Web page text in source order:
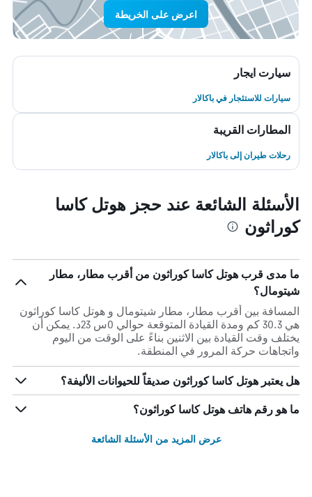
اعرض على الخريطة
سيارت ايجار
سيارات للاستئجار في باكالار
المطارات القريبة
رحلات طيران إلى باكالار
الأسئلة الشائعة عند حجز هوتل كاسا
كوراثون
ما مدى قرب هوتل كاسا كوراثون من أقرب مطار، مطار
شيتومال؟
المسافة بين أقرب مطار، مطار شيتومال و هوتل كاسا كوراثون
هي 30.3 كم ومدة القيادة المتوقعة حوالي 0س 23د. يمكن أن
يختلف وقت القيادة بين الاثنين بناءً على الوقت من اليوم
واتجاهات حركة المرور في المنطقة.
هل يعتبر هوتل كاسا كوراثون صديقاً للحيوانات الأليفة؟
ما هو رقم هاتف هوتل كاسا كوراثون؟
عرض المزيد من الأسئلة الشائعة